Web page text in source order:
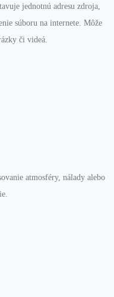
jednotnú adresu zdroja,
súboru na internete. Môže
či videá.
atmosféry, nálady alebo